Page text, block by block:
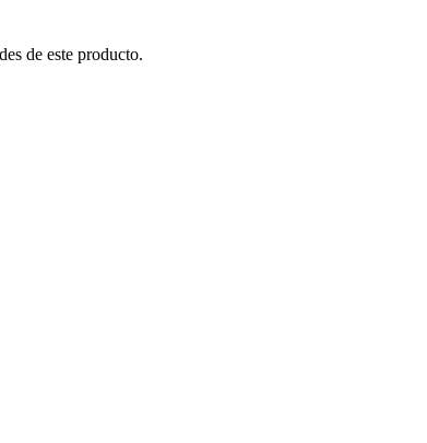
de este producto.